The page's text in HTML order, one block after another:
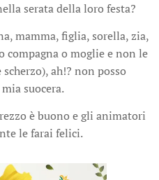
serata della loro festa?
mamma, figlia, sorella, zia,
compagna o moglie e non le
ah!? non posso
suocera.
è buono e gli animatori
le farai felici.